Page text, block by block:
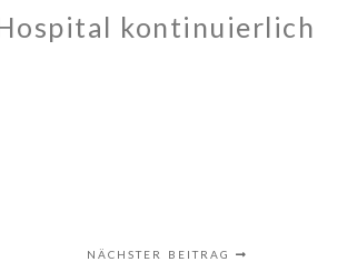
kontinuierlich
NÄCHSTER BEITRAG